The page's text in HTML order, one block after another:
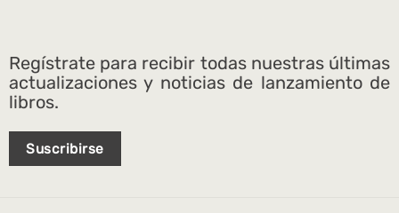
Regístrate para recibir todas nuestras últimas
actualizaciones y noticias de lanzamiento de
libros.
Suscribirse